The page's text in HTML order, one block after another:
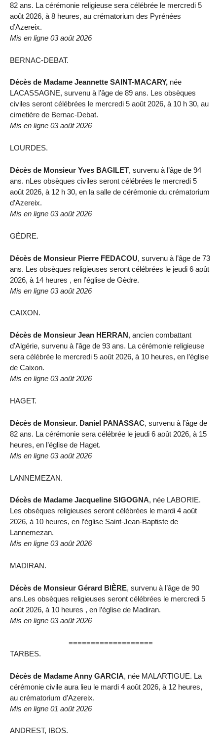
82 ans. La cérémonie religieuse sera célébrée le mercredi 5
août 2026, à 8 heures, au crématorium des Pyrénées
d’Azereix.
Mis en ligne 03 août 2026
BERNAC-DEBAT.
Décès de Madame Jeannette SAINT-MACARY, née
LACASSAGNE, survenu à l’âge de 89 ans. Les obsèques
civiles seront célébrées le mercredi 5 août 2026, à 10 h 30, au
cimetière de Bernac-Debat.
Mis en ligne 03 août 2026
LOURDES.
Décès de Monsieur Yves BAGILET, survenu à l’âge de 94
ans. nLes obsèques civiles seront célébrées le mercredi 5
août 2026, à 12 h 30, en la salle de cérémonie du crématorium
d’Azereix.
Mis en ligne 03 août 2026
GÈDRE.
Décès de Monsieur Pierre FEDACOU, survenu à l’âge de 73
ans. Les obsèques religieuses seront célébrées le jeudi 6 août
2026, à 14 heures , en l’église de Gèdre.
Mis en ligne 03 août 2026
CAIXON.
Décès de Monsieur Jean HERRAN, ancien combattant
d’Algérie, survenu à l’âge de 93 ans. La cérémonie religieuse
sera célébrée le mercredi 5 août 2026, à 10 heures, en l’église
de Caixon.
Mis en ligne 03 août 2026
HAGET.
Décès de Monsieur. Daniel PANASSAC, survenu à l’âge de
82 ans. La cérémonie sera célébrée le jeudi 6 août 2026, à 15
heures, en l’église de Haget.
Mis en ligne 03 août 2026
LANNEMEZAN.
Décès de Madame Jacqueline SIGOGNA, née LABORIE.
Les obsèques religieuses seront célébrées le mardi 4 août
2026, à 10 heures, en l’église Saint-Jean-Baptiste de
Lannemezan.
Mis en ligne 03 août 2026
MADIRAN.
Décès de Monsieur Gérard BIÈRE, survenu à l’âge de 90
ans.Les obsèques religieuses seront célébrées le mercredi 5
août 2026, à 10 heures , en l’église de Madiran.
Mis en ligne 03 août 2026
===================
TARBES.
Décès de Madame Anny GARCIA, née MALARTIGUE. La
cérémonie civile aura lieu le mardi 4 août 2026, à 12 heures,
au crématorium d’Azereix.
Mis en ligne 01 août 2026
ANDREST, IBOS.